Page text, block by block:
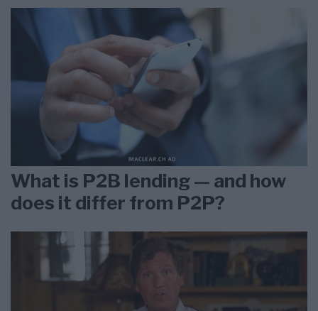
What is P2B lending — and how
does it differ from P2P?